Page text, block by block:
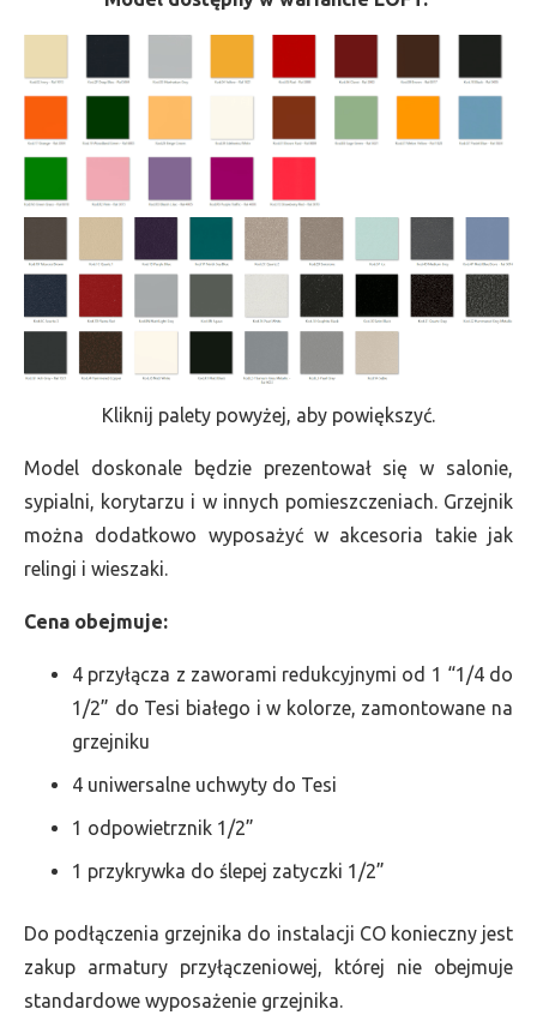
Kliknij palety powyżej, aby powiększyć.
Model doskonale będzie prezentował się w salonie,
sypialni, korytarzu i w innych pomieszczeniach. Grzejnik
można dodatkowo wyposażyć w akcesoria takie jak
relingi i wieszaki.
Cena obejmuje:
4 przyłącza z zaworami redukcyjnymi od 1 “1/4 do
1/2” do Tesi białego i w kolorze, zamontowane na
grzejniku
4 uniwersalne uchwyty do Tesi
1 odpowietrznik 1/2”
1 przykrywka do ślepej zatyczki 1/2”
Do podłączenia grzejnika do instalacji CO konieczny jest
zakup armatury przyłączeniowej, której nie obejmuje
standardowe wyposażenie grzejnika.